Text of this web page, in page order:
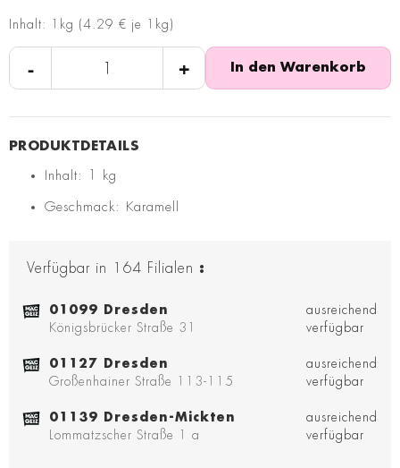
Inhalt: 1kg (4.29 € je 1kg)
- + In den Warenkorb
Inhalt: 1 kg
Geschmack: Karamell
Verfügbar in 164 Filialen :
01099 Dresden
Königsbrücker Straße 31
ausreichend
verfügbar
01127 Dresden
Großenhainer Straße 113-115
ausreichend
verfügbar
01139 Dresden-Mickten
Lommatzscher Straße 1 a
ausreichend
verfügbar